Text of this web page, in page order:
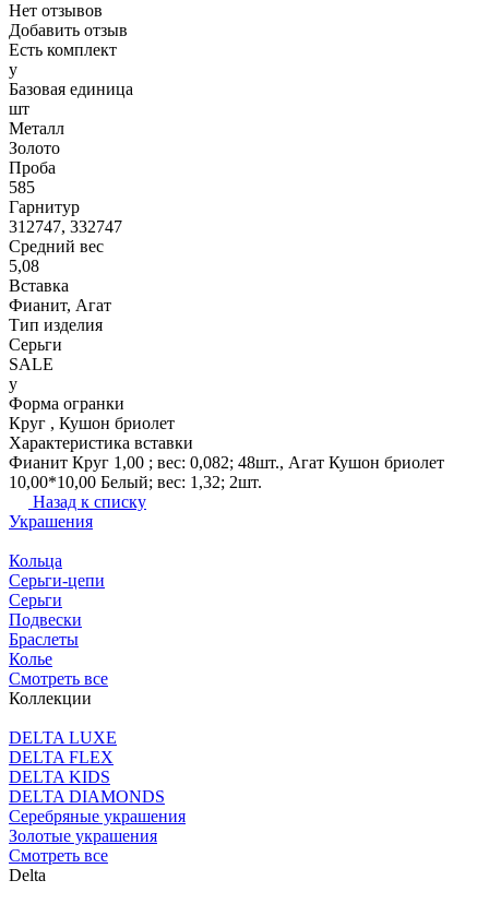
Нет отзывов
Добавить отзыв
Есть комплект
y
Базовая единица
шт
Металл
Золото
Проба
585
Гарнитур
312747, 332747
Средний вес
5,08
Вставка
Фианит, Агат
Тип изделия
Серьги
SALE
y
Форма огранки
Круг , Кушон бриолет
Характеристика вставки
Фианит Круг 1,00 ; вес: 0,082; 48шт., Агат Кушон бриолет
10,00*10,00 Белый; вес: 1,32; 2шт.
Назад к списку
Украшения
Кольца
Серьги-цепи
Серьги
Подвески
Браслеты
Колье
Смотреть все
Коллекции
DELTA LUXE
DELTA FLEX
DELTA KIDS
DELTA DIAMONDS
Серебряные украшения
Золотые украшения
Смотреть все
Delta